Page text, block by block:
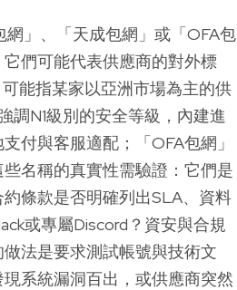
網」、「天成包網」或「OFA包
們可能代表供應商的對外標
能指某家以亞洲市場為主的供
調N1級別的安全等級，內建進
付與客服適配；「OFA包網」
名稱的真實性需驗證：它們是
條款是否明確列出SLA、資料
或專屬Discord？資安與合規
法是要求測試帳號與技術文
系統漏洞百出，或供應商突然